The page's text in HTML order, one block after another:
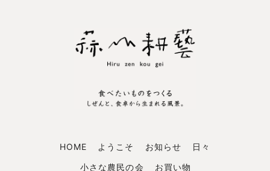
HOME ようこそ お知らせ
日々
小さな農民の会
お買い物